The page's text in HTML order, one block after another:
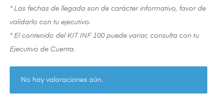
* Las fechas de llegada son de carácter informativo, favor de
validarlo con tu ejecutivo.
* El contenido del KIT INF 100 puede variar, consulta con tu
Ejecutivo de Cuenta.
No hay valoraciones aún.